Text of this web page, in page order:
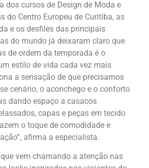
dos cursos de Design de Moda e
do Centro Europeu de Curitiba, as
e os desfiles das principais
do mundo já deixaram claro que
de ordem da temporada é o
estilo de vida cada vez mais
a sensação de que precisamos
cenário, o aconchego e o conforto
dando espaço a casacos
capas e peças em tecido
o toque de comodidade e
afirma a especialista.
vem chamando a atenção nas